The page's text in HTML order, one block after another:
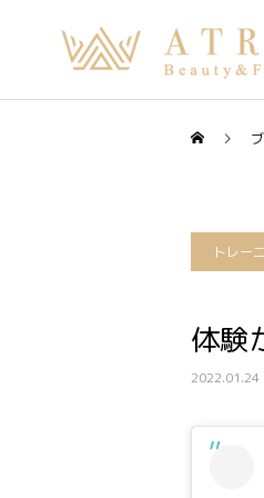
トレー
体験
2022.01.24